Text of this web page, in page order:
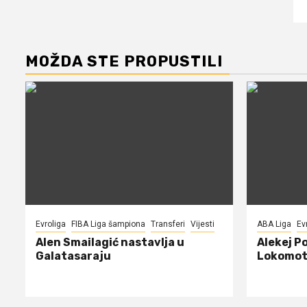
MOŽDA STE PROPUSTILI
Evroliga FIBA Liga šampiona Transferi Vijesti
Alen Smailagić nastavlja u
Galatasaraju
ABA Liga
Alekej